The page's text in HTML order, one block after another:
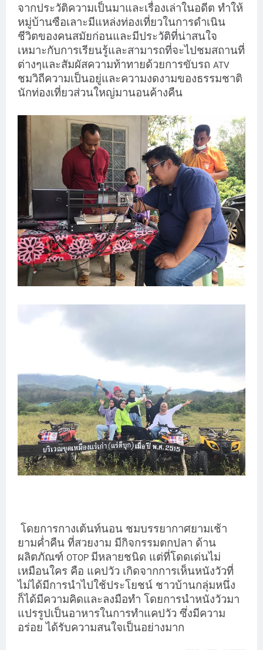
จากประวัติความเป็นมาและเรื่องเล่าในอดีต ทำให้
หมู่บ้านซือเลาะมีแหล่งท่องเที่ยวในการดำเนิน
ชีวิตของคนสมัยก่อนและมีประวัติที่น่าสนใจ
เหมาะกับการเรียนรู้และสามารถที่จะไปชมสถานที่
ต่างๆและสัมผัสความท้าทายด้วยการขับรถ ATV
ชมวิถีความเป็นอยู่และความงดงามของธรรมชาติ
นักท่องเที่ยวส่วนใหญ่มานอนค้างคืน
โดยการกางเต้นท์นอน ชมบรรยากาศยามเช้า
ยามค่ำคืน ที่สวยงาม มีกิจกรรมตกปลา ด้าน
ผลิตภัณฑ์ OTOP มีหลายชนิด แต่ที่โดดเด่นไม่
เหมือนใคร คือ แคปวัว เกิดจากการเห็นหนังวัวที่
ไม่ได้มีการนำไปใช้ประโยชน์ ชาวบ้านกลุ่มหนึ่ง
ก็ได้มีความคิดและลงมือทำ โดยการนำหนังวัวมา
แปรรูปเป็นอาหารในการทำแคปวัว ซึ่งมีความ
อร่อย ได้รับความสนใจเป็นอย่างมาก